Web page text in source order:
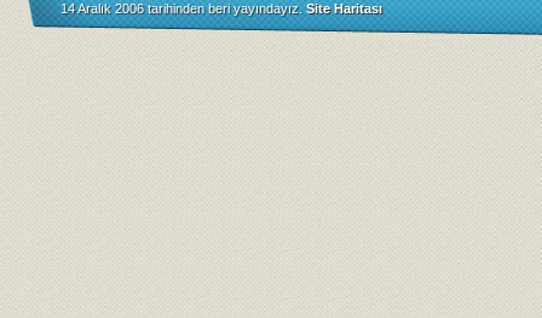
14 Aralık 2006 tarihinden beri yayındayız. Site Haritası